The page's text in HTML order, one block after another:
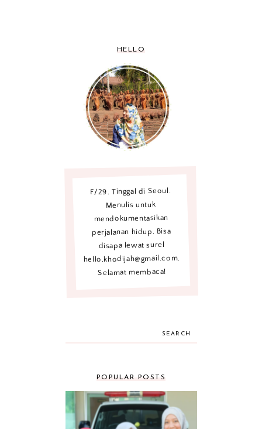
HELLO
F/29. Tinggal di Seoul.
Menulis untuk
mendokumentasikan
perjalanan hidup. Bisa
disapa lewat surel
hello.khodijah@gmail.com.
Selamat membaca!
SEARCH
POPULAR POSTS